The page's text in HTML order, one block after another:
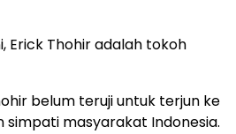
Erick Thohir adalah tokoh
belum teruji untuk terjun ke
masyarakat Indonesia.